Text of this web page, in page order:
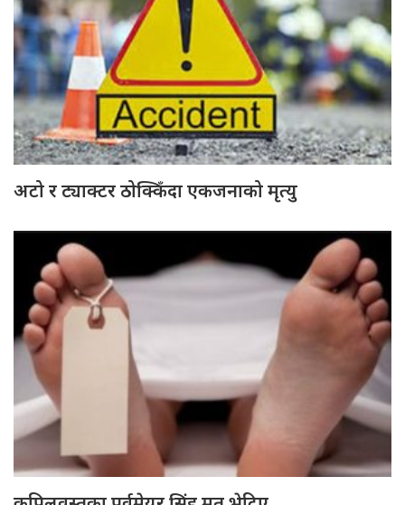
अटो र ट्याक्टर ठोक्किँदा एकजनाको मृत्यु